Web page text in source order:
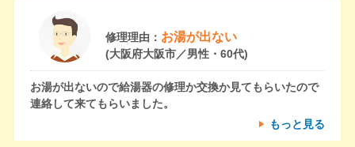
修理理由： お湯が出ない
(大阪府大阪市／男性・60代)
お湯が出ないので給湯器の修理か交換か見てもらいたので
連絡して来てもらいました。
もっと見る